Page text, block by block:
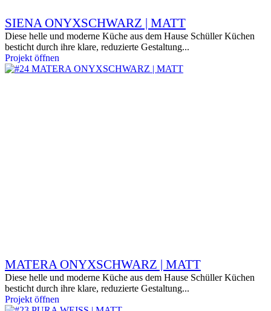
SIENA ONYXSCHWARZ | MATT
Diese helle und moderne Küche aus dem Hause Schüller Küchen
besticht durch ihre klare, reduzierte Gestaltung...
Projekt öffnen
MATERA ONYXSCHWARZ | MATT
Diese helle und moderne Küche aus dem Hause Schüller Küchen
besticht durch ihre klare, reduzierte Gestaltung...
Projekt öffnen